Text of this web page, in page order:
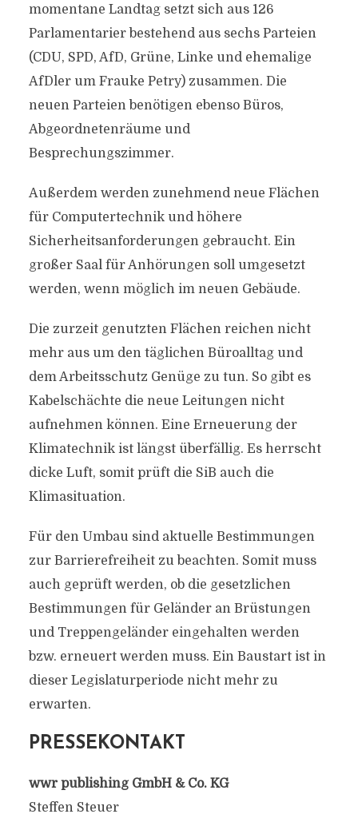
momentane Landtag setzt sich aus 126
Parlamentarier bestehend aus sechs Parteien
(CDU, SPD, AfD, Grüne, Linke und ehemalige
AfDler um Frauke Petry) zusammen. Die
neuen Parteien benötigen ebenso Büros,
Abgeordnetenräume und
Besprechungszimmer.
Außerdem werden zunehmend neue Flächen
für Computertechnik und höhere
Sicherheitsanforderungen gebraucht. Ein
großer Saal für Anhörungen soll umgesetzt
werden, wenn möglich im neuen Gebäude.
Die zurzeit genutzten Flächen reichen nicht
mehr aus um den täglichen Büroalltag und
dem Arbeitsschutz Genüge zu tun. So gibt es
Kabelschächte die neue Leitungen nicht
aufnehmen können. Eine Erneuerung der
Klimatechnik ist längst überfällig. Es herrscht
dicke Luft, somit prüft die SiB auch die
Klimasituation.
Für den Umbau sind aktuelle Bestimmungen
zur Barrierefreiheit zu beachten. Somit muss
auch geprüft werden, ob die gesetzlichen
Bestimmungen für Geländer an Brüstungen
und Treppengeländer eingehalten werden
bzw. erneuert werden muss. Ein Baustart ist in
dieser Legislaturperiode nicht mehr zu
erwarten.
PRESSEKONTAKT
wwr publishing GmbH & Co. KG
Steffen Steuer